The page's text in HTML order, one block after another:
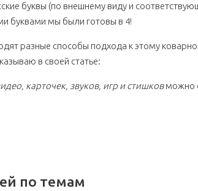
буквы (по внешнему виду и
буквами мы были готовы в 4!
разные способы подхода к этому
в своей статье:
карточек, звуков, игр и стишковможно
по темам